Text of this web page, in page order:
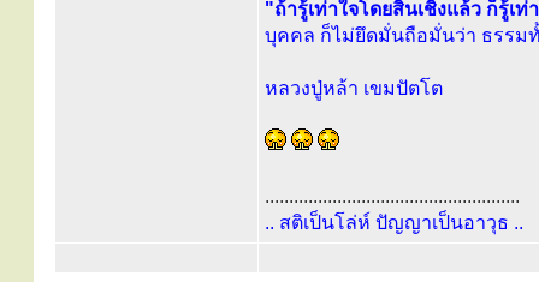
"ถ้ารู้เท่าใจโดยสิ้นเชิงแล้ว ก็รู้เ
บุคคล ก็ไม่ยึดมั่นถือมั่นว่า ธรรม
หลวงปู่หล้า เขมปัตโต
.....................................................
.. สติเป็นโล่ห์ ปัญญาเป็นอาวุธ ..